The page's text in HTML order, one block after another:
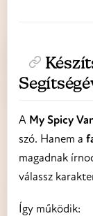
A My Spicy
szó. Hanem a
magadnak
válassz
Így működik: